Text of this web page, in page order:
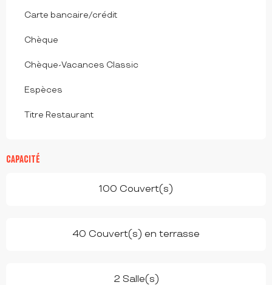
Carte bancaire/crédit
Chèque
Chèque-Vacances Classic
Espèces
Titre Restaurant
CAPACITÉ
100 Couvert(s)
40 Couvert(s) en terrasse
2 Salle(s)